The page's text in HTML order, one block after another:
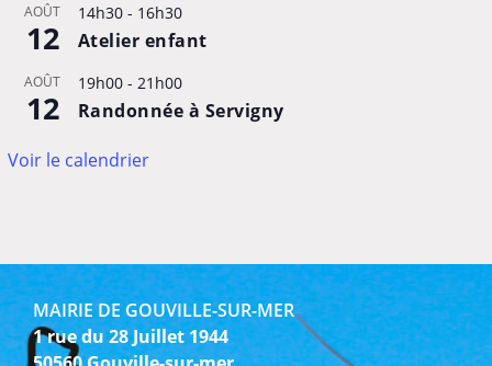
AOÛT
12
14h30- 16h30
Atelier enfant
AOÛT
12
19h00- 21h00
Randonnée à Servigny
Voir le calendrier
MAIRIE DE GOUVILLE-SUR-MER
1 rue du 28 Juillet 1944